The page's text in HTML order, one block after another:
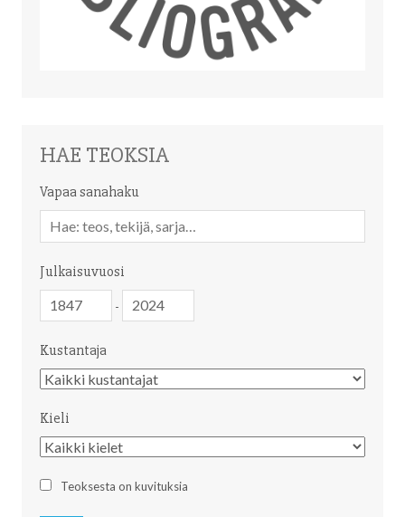
HAE TEOKSIA
Vapaa sanahaku
sanahaku
Julkaisuvuosi
-
Kustantaja
Kustantaja
Kieli
Kieli
Teoksesta on kuvituksia